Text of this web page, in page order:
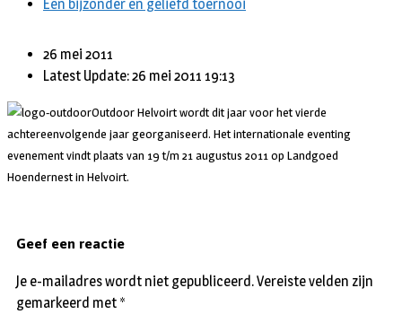
Een bijzonder en geliefd toernooi
26 mei 2011
Latest Update: 26 mei 2011 19:13
Outdoor Helvoirt wordt dit jaar voor het vierde
achtereenvolgende jaar georganiseerd. Het internationale eventing
evenement vindt plaats van 19 t/m 21 augustus 2011 op Landgoed
Hoendernest in Helvoirt.
Geef een reactie
Je e-mailadres wordt niet gepubliceerd.Vereiste velden zijn
gemarkeerd met *